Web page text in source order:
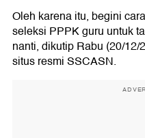
Oleh karena itu, begini
seleksi PPPK guru untuk
nanti, dikutip Rabu (20/
situs resmi SSCASN.